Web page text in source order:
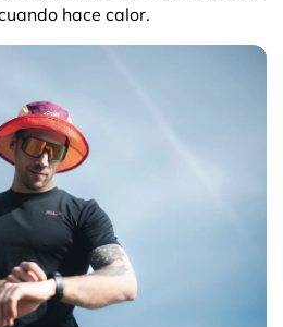
hace calor.